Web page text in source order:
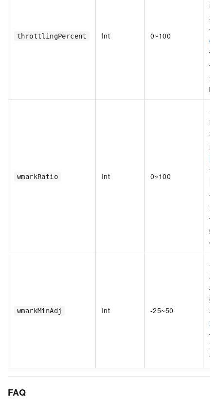
throttlingPercent Int 0~100
卖
信
计
例
当
wmarkRatio Int 0~100
单
相
计
器
当
值
数
值
wmarkMinAdj Int -25~50
单
应
相
数
存
水
例
下
FAQ